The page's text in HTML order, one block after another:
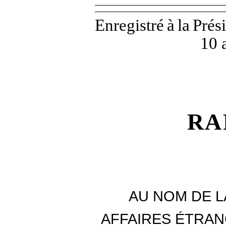
Enregistré à la
10
AU NOM DE
AFFAIRES